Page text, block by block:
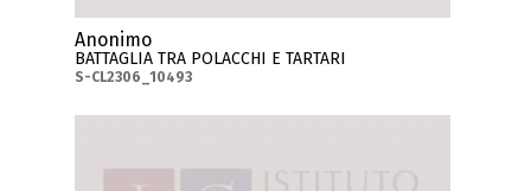
Anonimo
BATTAGLIA TRA POLACCHI E TARTARI
S-CL2306_10493